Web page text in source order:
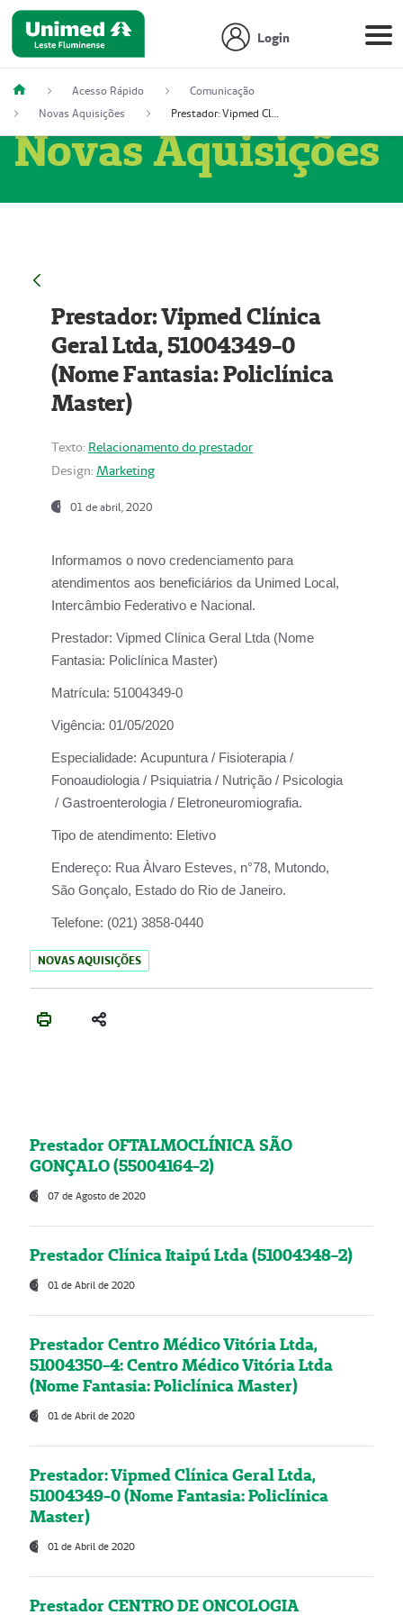
Login
Acesso Rápido
Comunicação
Novas Aquisições
Prestador: Vipmed Clínica Geral Ltda, 51004349-0 (Nome Fantasia: Policlínica Master)
Novas Aquisições
Prestador: Vipmed Clínica
Geral Ltda, 51004349-0
(Nome Fantasia: Policlínica
Master)
Texto: Relacionamento do prestador
Design: Marketing
01 de abril, 2020
Informamos o novo credenciamento para
atendimentos aos beneficiários da Unimed Local,
Intercâmbio Federativo e Nacional.
Prestador: Vipmed Clínica Geral Ltda (Nome
Fantasia: Policlínica Master)
Matrícula: 51004349-0
Vigência: 01/05/2020
Especialidade: Acupuntura / Fisioterapia /
Fonoaudiologia / Psiquiatria / Nutrição / Psicologia
/ Gastroenterologia / Eletroneuromiografia.
Tipo de atendimento: Eletivo
Endereço: Rua Àlvaro Esteves, n°78, Mutondo,
São Gonçalo, Estado do Rio de Janeiro.
Telefone: (021) 3858-0440
NOVAS AQUISIÇÕES
Prestador OFTALMOCLÍNICA SÃO
GONÇALO (55004164-2)
07 de Agosto de 2020
Prestador Clínica Itaipú Ltda (51004348-2)
01 de Abril de 2020
Prestador Centro Médico Vitória Ltda,
51004350-4: Centro Médico Vitória Ltda
(Nome Fantasia: Policlínica Master)
01 de Abril de 2020
Prestador: Vipmed Clínica Geral Ltda,
51004349-0 (Nome Fantasia: Policlínica
Master)
01 de Abril de 2020
Prestador CENTRO DE ONCOLOGIA